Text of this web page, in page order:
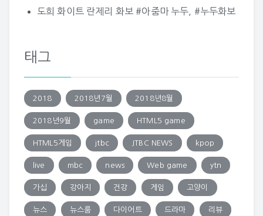
도희 화이트 란제리 화보 #아줌마 누두, #누두화보
태그
2018 2018년7월 2018년8월
2018년9월 game HTML5 game
HTML5게임 jtbc JTBC NEWS kpop
live mbc news Web game ytn
가십 강아지 건강 게임 고양이
뉴스 뉴스룸 다이어트 드라마 리뷰